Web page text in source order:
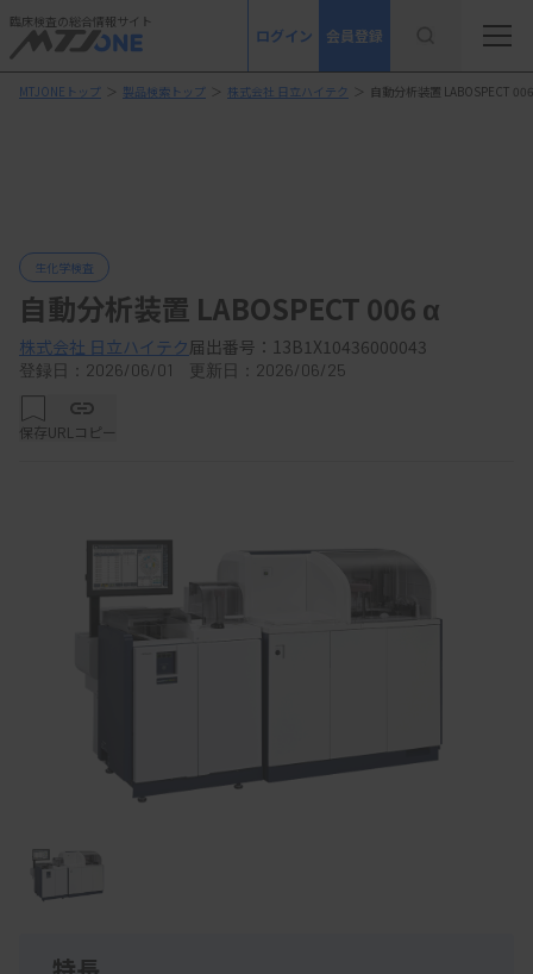
臨床検査の総合情報サイト
ログイン 会員登録
MTJONEトップ ＞ 製品検索トップ ＞ 株式会社 日立ハイテク ＞ 自動分析装置 LABOSPECT
生化学検査
自動分析装置 LABOSPECT 006 α
株式会社 日立ハイテク届出番号：13B1X10436000043
登録日：2026/06/01 更新日：2026/06/25
保存URLコピー
of